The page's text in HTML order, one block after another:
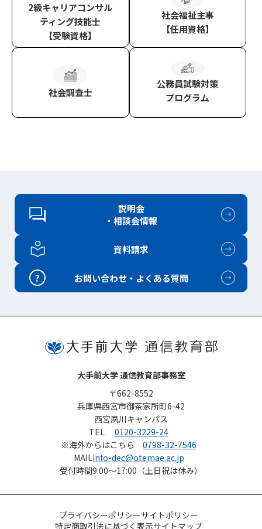
2級キャリアコンサル
ティング技能士
【受験資格】
社会福祉主事
【任用資格】
社会調査士
公務員試験対策
プログラム
説明会
・相談会情報
資料請求
? お問い合わせ・よくある質問
大手前大学 通信教育部事務室
〒662-8552
兵庫県西宮市御茶家所町6-42
西宮夙川キャンパス
TEL
0120-3229-24
※海外からはこちら 0798-32-7546
MAILinfo-dec@otemae.ac.jp
受付時間9:00～17:00（土日祝は休み）
プライバシーポリシーサイトポリシー
特定商取引法に基づく表示サイトマップ